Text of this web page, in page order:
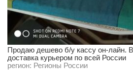
Продаю дешево б/у кассу он-лайн.
доставка курьером по всей России
регион: Регионы России